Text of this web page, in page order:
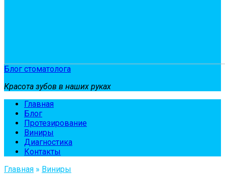
Блог стоматолога
Красота зубов в наших руках
Главная
Блог
Протезирование
Виниры
Диагностика
Контакты
Главная » Виниры